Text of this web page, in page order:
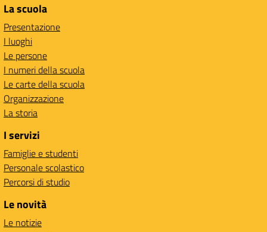
La scuola
Presentazione
I luoghi
Le persone
I numeri della scuola
Le carte della scuola
Organizzazione
La storia
I servizi
Famiglie e studenti
Personale scolastico
Percorsi di studio
Le novità
Le notizie